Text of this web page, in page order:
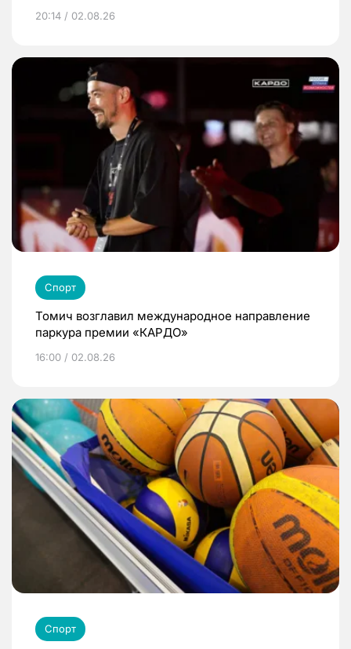
20:14 / 02.08.26
Спорт
Томич возглавил международное направление
паркура премии «КАРДО»
16:00 / 02.08.26
Спорт